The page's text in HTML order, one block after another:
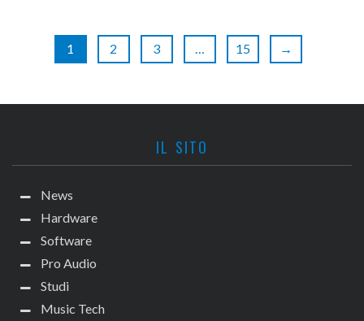
1 2 3 15 →
IL SITO
News
Hardware
Software
Pro Audio
Studi
Music Tech